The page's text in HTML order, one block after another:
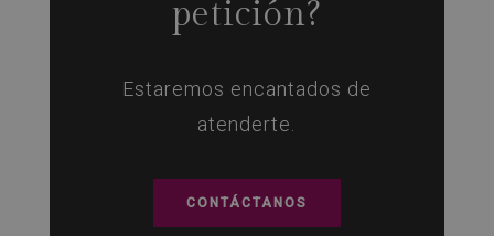
petición?
Estaremos encantados de
atenderte.
CONTÁCTANOS